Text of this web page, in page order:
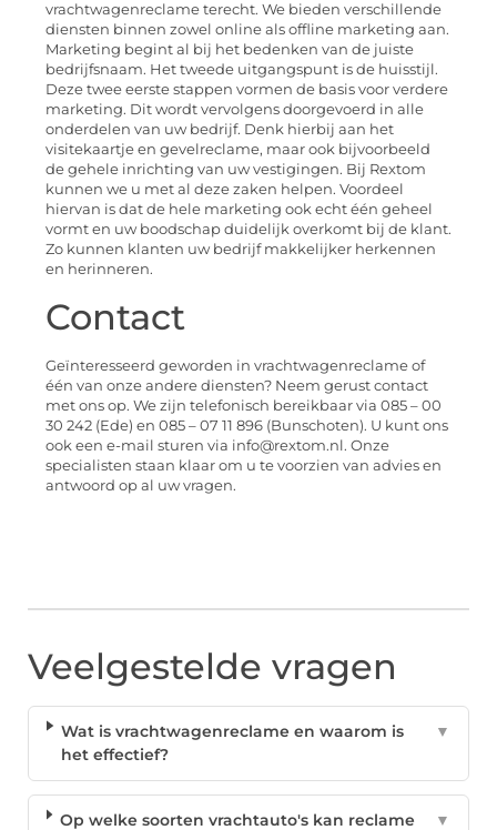
vrachtwagenreclame terecht. We bieden verschillende
diensten binnen zowel online als offline marketing aan.
Marketing begint al bij het bedenken van de juiste
bedrijfsnaam. Het tweede uitgangspunt is de huisstijl.
Deze twee eerste stappen vormen de basis voor verdere
marketing. Dit wordt vervolgens doorgevoerd in alle
onderdelen van uw bedrijf. Denk hierbij aan het
visitekaartje en gevelreclame, maar ook bijvoorbeeld
de gehele inrichting van uw vestigingen. Bij Rextom
kunnen we u met al deze zaken helpen. Voordeel
hiervan is dat de hele marketing ook echt één geheel
vormt en uw boodschap duidelijk overkomt bij de klant.
Zo kunnen klanten uw bedrijf makkelijker herkennen
en herinneren.
Contact
Geïnteresseerd geworden in vrachtwagenreclame of
één van onze andere diensten? Neem gerust contact
met ons op. We zijn telefonisch bereikbaar via 085 – 00
30 242 (Ede) en 085 – 07 11 896 (Bunschoten). U kunt ons
ook een e-mail sturen via info@rextom.nl. Onze
specialisten staan klaar om u te voorzien van advies en
antwoord op al uw vragen.
Veelgestelde vragen
Wat is vrachtwagenreclame en waarom is
het effectief?
▼
Op welke soorten vrachtauto's kan reclame
▼